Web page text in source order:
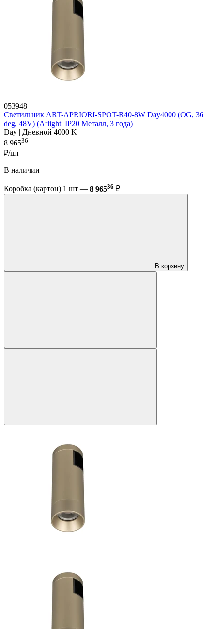
053948
Светильник ART-APRIORI-SPOT-R40-8W Day4000 (OG, 36
deg, 48V) (Arlight, IP20 Металл, 3 года)
Day | Дневной 4000 K
8 96536
₽/шт
В наличии
Коробка (картон) 1 шт — 8 96536 ₽
В корзину